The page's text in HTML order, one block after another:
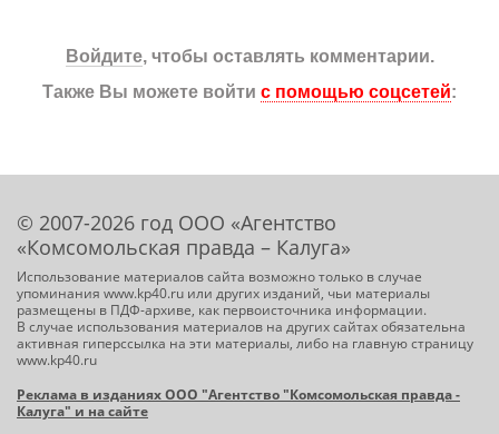
Войдите, чтобы оставлять комментарии.
Также Вы можете войти с помощью соцсетей:
© 2007-2026 год ООО «Агентство
«Комсомольская правда – Калуга»
Использование материалов сайта возможно только в случае
упоминания www.kp40.ru или других изданий, чьи материалы
размещены в ПДФ-архиве, как первоисточника информации.
В случае использования материалов на других сайтах обязательна
активная гиперссылка на эти материалы, либо на главную страницу
www.kp40.ru
Реклама в изданиях ООО "Агентство "Комсомольская правда -
Калуга" и на сайте